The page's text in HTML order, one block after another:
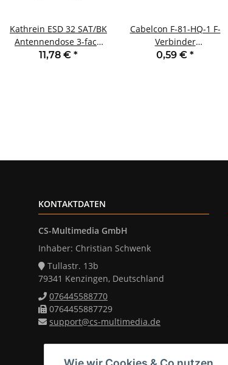
Kathrein ESD 32 SAT/BK
Antennendose 3-fach
mit Twin-Sat Anschluß
11,78 € *
Cabelcon F-81-HQ-1 F-
Verbinder
Buchse/Buchse
0,59 € *
KONTAKTDATEN
CS-Multimedia GmbH
Inhaber: Christian Schwenk
Tullastr. 13b
79341 Kenzingen, Deutschland
076445588770
0764455887729
support@cs-multimedia.de